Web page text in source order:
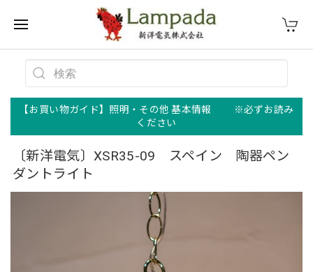
【お買い物ガイド】照明・その他 基本情報 ※必ずお読み
ください
〔新洋電気〕XSR35-09 スペイン 陶器ペン
ダントライト